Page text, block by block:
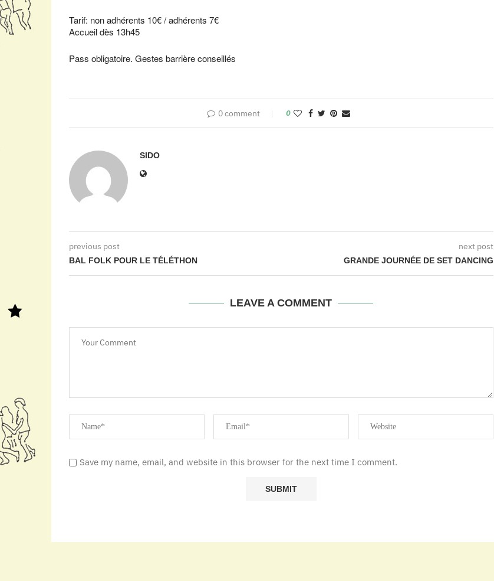
Tarif: non adhérents 10€ / adhérents 7€
Accueil dès 13h45
Pass obligatoire. Gestes barrière conseillés
0 comment 0
SIDO
previous post
BAL FOLK POUR LE TÉLÉTHON
next post
GRANDE JOURNÉE DE SET DANCING
LEAVE A COMMENT
Save my name, email, and website in this browser for the next time I comment.